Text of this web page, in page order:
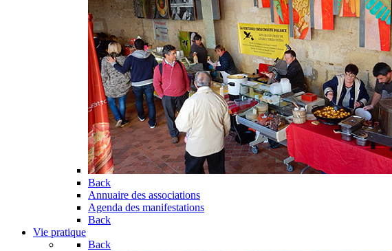
Back
Annuaire des associations
Agenda des manifestations
Back
Vie pratique
Back